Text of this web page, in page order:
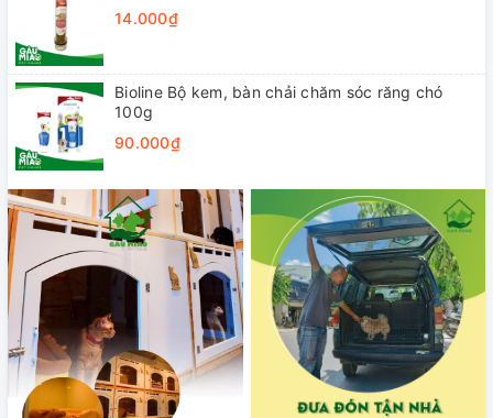
14.000₫
Bioline Bộ kem, bàn chải chăm sóc răng chó
100g
90.000₫